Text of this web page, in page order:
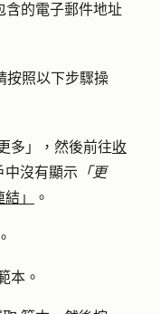
含的電子郵件地址
按照以下步驟操
多」 ，然後前往收
中沒有顯示 「更
結」 。
本。